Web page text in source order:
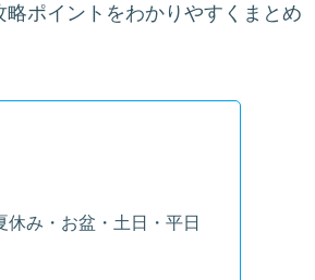
ポイントをわかりやすくまとめ
み・お盆・土日・平日